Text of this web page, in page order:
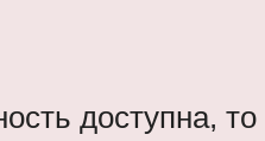
доступна,